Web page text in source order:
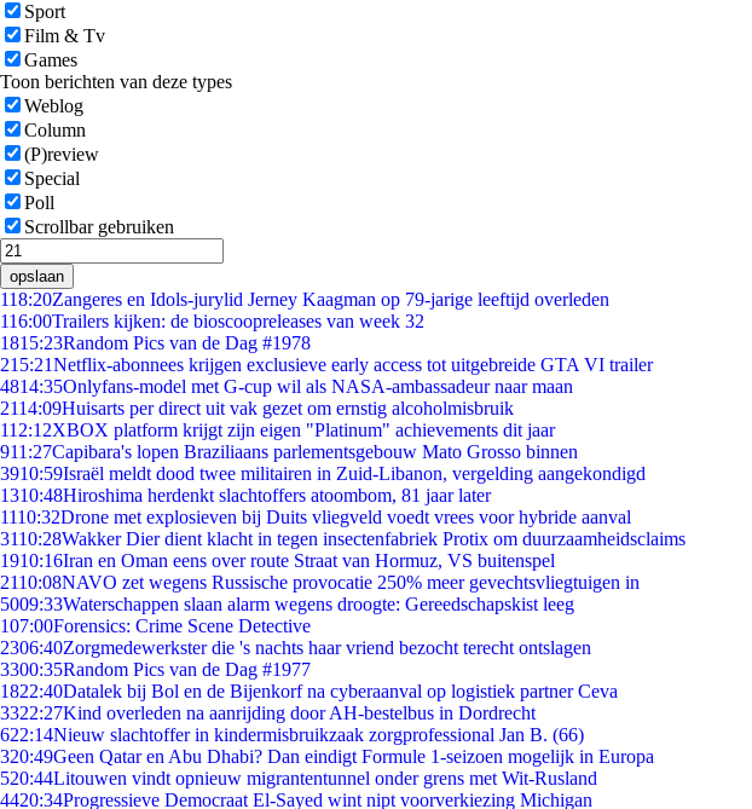
Sport
Film & Tv
Games
Toon berichten van deze types
Weblog
Column
(P)review
Special
Poll
Scrollbar gebruiken
opslaan
118:20Zangeres en Idols-jurylid Jerney Kaagman op 79-jarige leeftijd overleden
116:00Trailers kijken: de bioscoopreleases van week 32
1815:23Random Pics van de Dag #1978
215:21Netflix-abonnees krijgen exclusieve early access tot uitgebreide GTA VI trailer
4814:35Onlyfans-model met G-cup wil als NASA-ambassadeur naar maan
2114:09Huisarts per direct uit vak gezet om ernstig alcoholmisbruik
112:12XBOX platform krijgt zijn eigen "Platinum" achievements dit jaar
911:27Capibara's lopen Braziliaans parlementsgebouw Mato Grosso binnen
3910:59Israël meldt dood twee militairen in Zuid-Libanon, vergelding aangekondigd
1310:48Hiroshima herdenkt slachtoffers atoombom, 81 jaar later
1110:32Drone met explosieven bij Duits vliegveld voedt vrees voor hybride aanval
3110:28Wakker Dier dient klacht in tegen insectenfabriek Protix om duurzaamheidsclaims
1910:16Iran en Oman eens over route Straat van Hormuz, VS buitenspel
2110:08NAVO zet wegens Russische provocatie 250% meer gevechtsvliegtuigen in
5009:33Waterschappen slaan alarm wegens droogte: Gereedschapskist leeg
107:00Forensics: Crime Scene Detective
2306:40Zorgmedewerkster die 's nachts haar vriend bezocht terecht ontslagen
3300:35Random Pics van de Dag #1977
1822:40Datalek bij Bol en de Bijenkorf na cyberaanval op logistiek partner Ceva
3322:27Kind overleden na aanrijding door AH-bestelbus in Dordrecht
622:14Nieuw slachtoffer in kindermisbruikzaak zorgprofessional Jan B. (66)
320:49Geen Qatar en Abu Dhabi? Dan eindigt Formule 1-seizoen mogelijk in Europa
520:44Litouwen vindt opnieuw migrantentunnel onder grens met Wit-Rusland
4420:34Progressieve Democraat El-Sayed wint nipt voorverkiezing Michigan